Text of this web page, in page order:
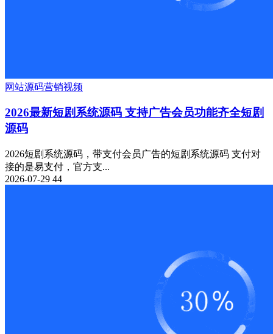
网站源码营销视频
2026最新短剧系统源码 支持广告会员功能齐全短剧
源码
2026短剧系统源码，带支付会员广告的短剧系统源码 支付对
接的是易支付，官方支...
2026-07-29 44